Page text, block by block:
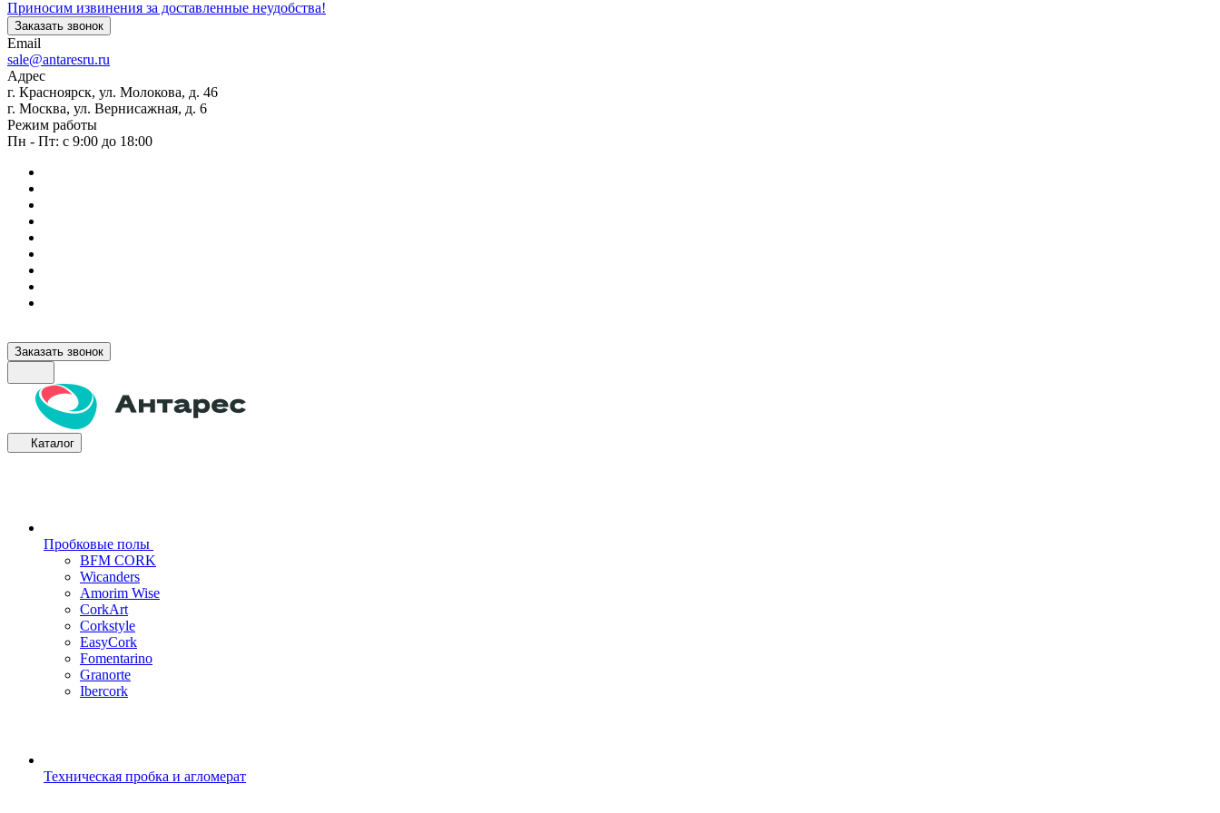
Приносим извинения за доставленные неудобства!
Заказать звонок
Email
sale@antaresru.ru
Адрес
г. Красноярск, ул. Молокова, д. 46
г. Москва, ул. Вернисажная, д. 6
Режим работы
Пн - Пт: с 9:00 до 18:00
Заказать звонок
Каталог
Пробковые полы
BFM CORK
Wicanders
Amorim Wise
CorkArt
Corkstyle
EasyCork
Fomentarino
Granorte
Ibercork
Техническая пробка и агломерат